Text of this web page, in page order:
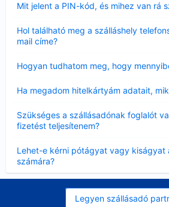
Mit jelent a PIN-kód, és mihez van rá
Hol található meg a szálláshely
mail címe?
Hogyan tudhatom meg, hogy
Ha megadom hitelkártyám adatait,
Szükséges a szállásadónak foglalót
fizetést teljesítenem?
Lehet-e kérni pótágyat vagy kiságyat
számára?
Legyen szállásadó